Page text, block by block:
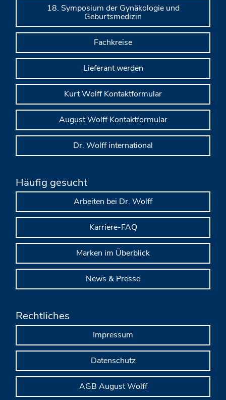
18. Symposium der Gynäkologie und
Geburtsmedizin
Fachkreise
Lieferant werden
Kurt Wolff Kontaktformular
August Wolff Kontaktformular
Dr. Wolff international
Häufig gesucht
Arbeiten bei Dr. Wolff
Karriere-FAQ
Marken im Überblick
News & Presse
Rechtliches
Impressum
Datenschutz
AGB August Wolff